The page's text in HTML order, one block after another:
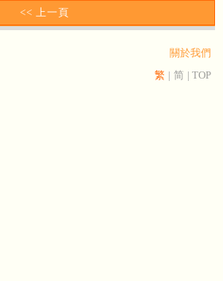
<< 上一頁
關於我們
繁 | 简 | TOP